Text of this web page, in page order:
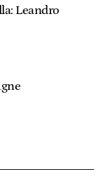
Leandro